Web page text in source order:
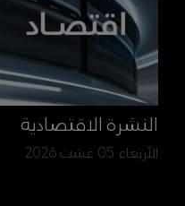
النشرة الاقتصادية
الأربعاء 05 غشت 2026